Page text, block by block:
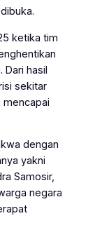
ketika tim
Dari hasil
sekitar
dengan
yakni
Samosir,
negara